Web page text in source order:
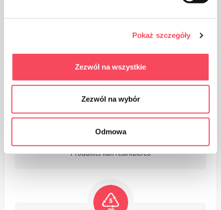
Pokaż szczegóły
Zezwól na wszystkie
Zezwól na wybór
Odmowa
Produktet er beregnet på kontakt med mat, det påvirker
Produktet kan resirkuleres